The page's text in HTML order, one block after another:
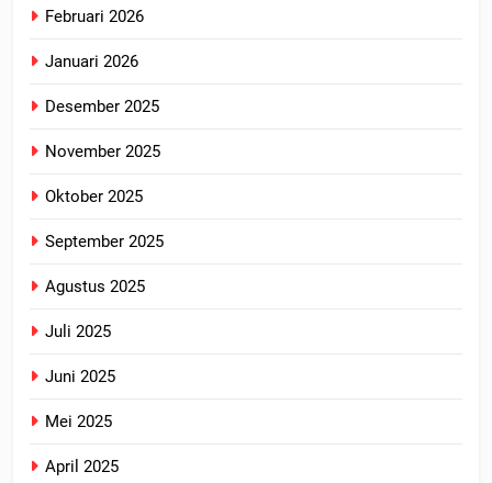
Februari 2026
Januari 2026
Desember 2025
November 2025
Oktober 2025
September 2025
Agustus 2025
Juli 2025
Juni 2025
Mei 2025
April 2025